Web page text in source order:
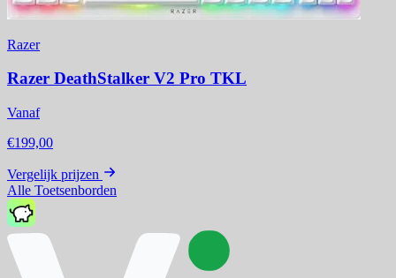
Razer
Razer DeathStalker V2 Pro TKL
Vanaf
€199,00
Vergelijk prijzen
Alle Toetsenborden